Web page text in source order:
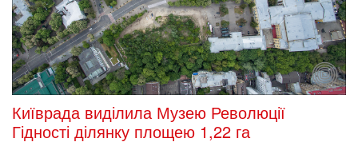
У Львові постав меморіал героям Небесної
сотні та загиблим воїнам АТО
На території Національного університету "Львівська
політехніка" 7 вересня відкрили меморіальний комплекс,
присвячений героям Небесної сотні та загиблим бійцям АТО.
Про це повідомляє кореспондент IA ZIK.